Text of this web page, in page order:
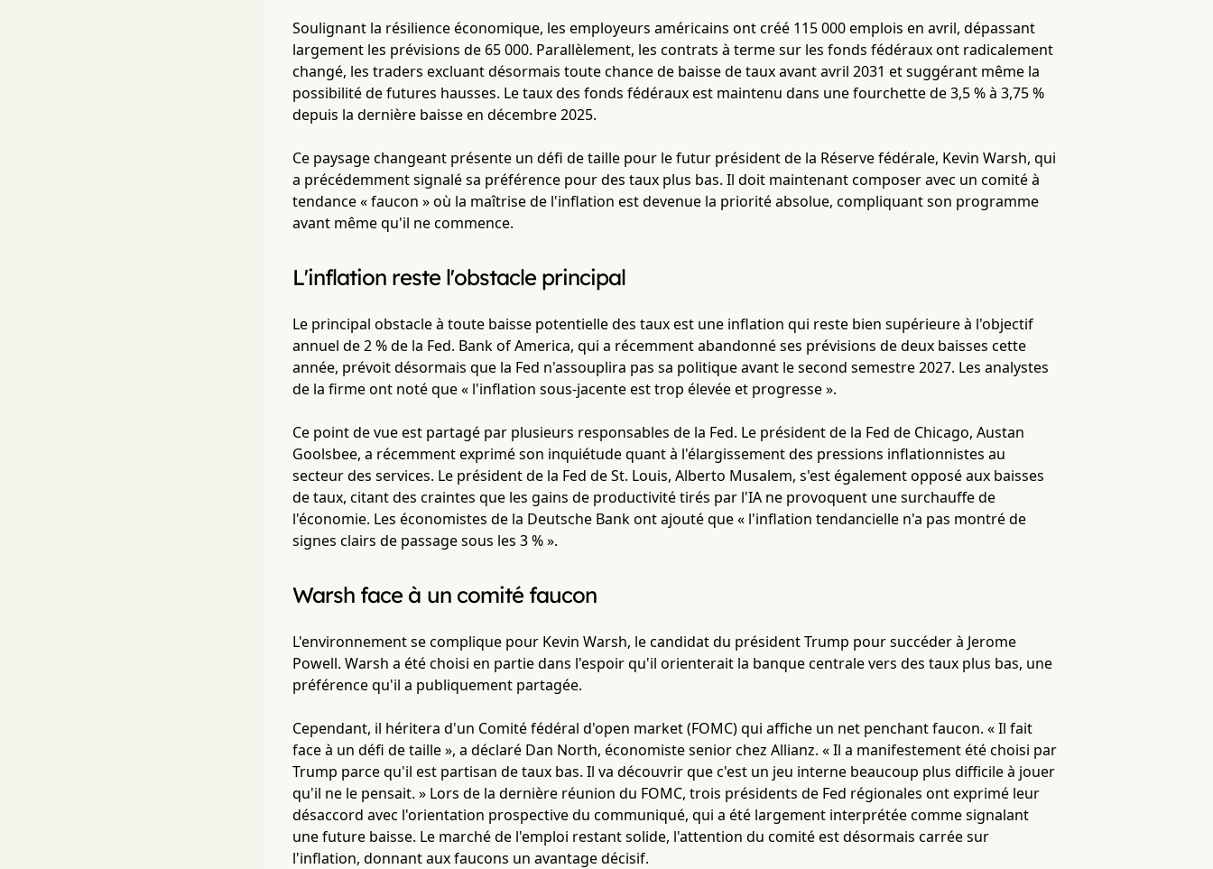
Soulignant la résilience économique, les employeurs américains ont créé 115 000 emplois en avril, dépassant
largement les prévisions de 65 000. Parallèlement, les contrats à terme sur les fonds fédéraux ont radicalement
changé, les traders excluant désormais toute chance de baisse de taux avant avril 2031 et suggérant même la
possibilité de futures hausses. Le taux des fonds fédéraux est maintenu dans une fourchette de 3,5 % à 3,75 %
depuis la dernière baisse en décembre 2025.
Ce paysage changeant présente un défi de taille pour le futur président de la Réserve fédérale, Kevin Warsh, qui
a précédemment signalé sa préférence pour des taux plus bas. Il doit maintenant composer avec un comité à
tendance « faucon » où la maîtrise de l'inflation est devenue la priorité absolue, compliquant son programme
avant même qu'il ne commence.
L'inflation reste l'obstacle principal
Le principal obstacle à toute baisse potentielle des taux est une inflation qui reste bien supérieure à l'objectif
annuel de 2 % de la Fed. Bank of America, qui a récemment abandonné ses prévisions de deux baisses cette
année, prévoit désormais que la Fed n'assouplira pas sa politique avant le second semestre 2027. Les analystes
de la firme ont noté que « l'inflation sous-jacente est trop élevée et progresse ».
Ce point de vue est partagé par plusieurs responsables de la Fed. Le président de la Fed de Chicago, Austan
Goolsbee, a récemment exprimé son inquiétude quant à l'élargissement des pressions inflationnistes au
secteur des services. Le président de la Fed de St. Louis, Alberto Musalem, s'est également opposé aux baisses
de taux, citant des craintes que les gains de productivité tirés par l'IA ne provoquent une surchauffe de
l'économie. Les économistes de la Deutsche Bank ont ajouté que « l'inflation tendancielle n'a pas montré de
signes clairs de passage sous les 3 % ».
Warsh face à un comité faucon
L'environnement se complique pour Kevin Warsh, le candidat du président Trump pour succéder à Jerome
Powell. Warsh a été choisi en partie dans l'espoir qu'il orienterait la banque centrale vers des taux plus bas, une
préférence qu'il a publiquement partagée.
Cependant, il héritera d'un Comité fédéral d'open market (FOMC) qui affiche un net penchant faucon. « Il fait
face à un défi de taille », a déclaré Dan North, économiste senior chez Allianz. « Il a manifestement été choisi par
Trump parce qu'il est partisan de taux bas. Il va découvrir que c'est un jeu interne beaucoup plus difficile à jouer
qu'il ne le pensait. » Lors de la dernière réunion du FOMC, trois présidents de Fed régionales ont exprimé leur
désaccord avec l'orientation prospective du communiqué, qui a été largement interprétée comme signalant
une future baisse. Le marché de l'emploi restant solide, l'attention du comité est désormais carrée sur
l'inflation, donnant aux faucons un avantage décisif.